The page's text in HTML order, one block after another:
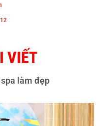
VIẾT
làm đẹp